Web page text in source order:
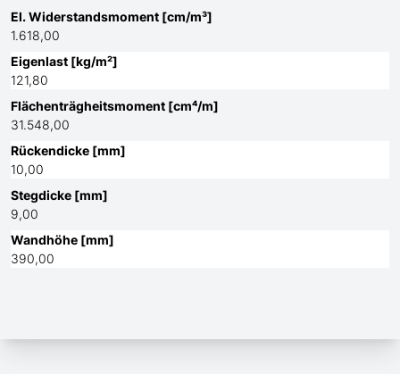
El. Widerstandsmoment [cm/m³]
1.618,00
Eigenlast [kg/m²]
121,80
Flächenträgheitsmoment [cm⁴/m]
31.548,00
Rückendicke [mm]
10,00
Stegdicke [mm]
9,00
Wandhöhe [mm]
390,00